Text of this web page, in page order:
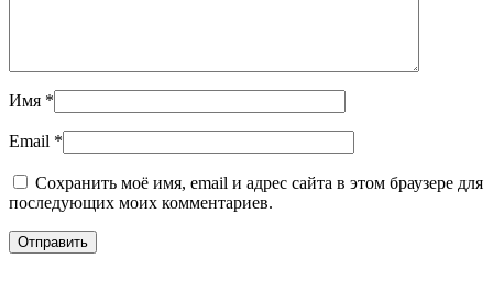
Имя *
Email *
Сохранить моё имя, email и адрес сайта в этом браузере для
последующих моих комментариев.